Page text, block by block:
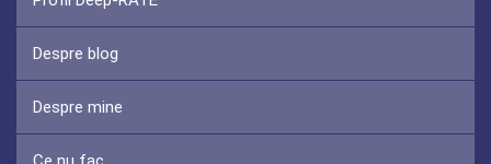
Despre blog
Despre mine